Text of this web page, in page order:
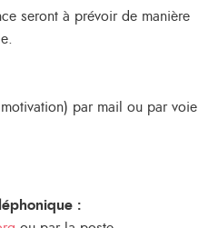
seront à prévoir de manière
par mail ou par voie
: